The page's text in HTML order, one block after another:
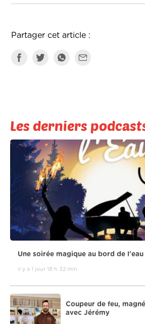
Partager cet article :
Les derniers
Une soirée magique au bord de
il y a 1 jour 18 h 32 min
Coupeur de feu,
avec Jérémy